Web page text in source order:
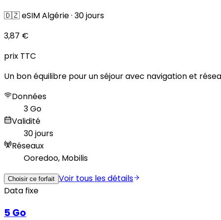
🇩🇿eSIM Algérie· 30 jours
3,87 €
prix TTC
Un bon équilibre pour un séjour avec navigation et
Données
3 Go
Validité
30 jours
Réseaux
Ooredoo, Mobilis
Choisir ce forfait Voir tous les détails
Data fixe
5 Go